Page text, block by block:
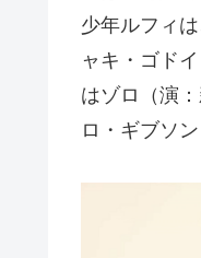
少年ルフィ
ャキ・ゴド
はゾロ（演
ロ・ギブソ